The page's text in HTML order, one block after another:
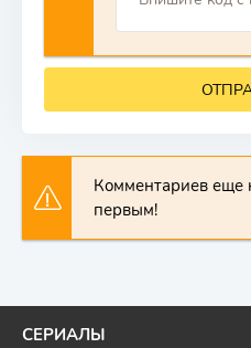
Комментариев еще
первым!
СЕРИАЛЫ